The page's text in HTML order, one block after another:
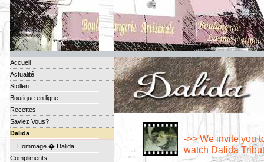
Accueil
Actualité
Stollen
Boutique en ligne
Recettes
Saviez Vous?
Dalida
Hommage � Dalida
Compliments
->> We invite you
watch Dalida